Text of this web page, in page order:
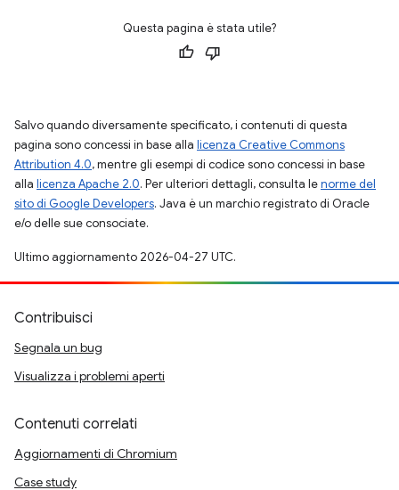
Questa pagina è stata utile?
Salvo quando diversamente specificato, i contenuti di questa
pagina sono concessi in base alla licenza Creative Commons
Attribution 4.0, mentre gli esempi di codice sono concessi in base
alla licenza Apache 2.0. Per ulteriori dettagli, consulta lenorme del
sito di Google Developers. Java è un marchio registrato di Oracle
e/o delle sue consociate.
Ultimo aggiornamento 2026-04-27 UTC.
Contribuisci
Segnala un bug
Visualizza i problemi aperti
Contenuti correlati
Aggiornamenti di Chromium
Case study